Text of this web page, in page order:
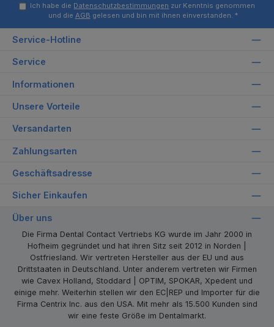
Ich habe die Datenschutzbestimmungen zur Kenntnis genommen
und die AGB gelesen und bin mit ihnen einverstanden. *
Service-Hotline
Service
Informationen
Unsere Vorteile
Versandarten
Zahlungsarten
Geschäftsadresse
Sicher Einkaufen
Über uns
Die Firma Dental Contact Vertriebs KG wurde im Jahr 2000 in
Hofheim gegründet und hat ihren Sitz seit 2012 in Norden |
Ostfriesland. Wir vertreten Hersteller aus der EU und aus
Drittstaaten in Deutschland. Unter anderem vertreten wir Firmen
wie Cavex Holland, Stoddard | OPTIM, SPOKAR, Xpedent und
einige mehr. Weiterhin stellen wir den EC|REP und Importer für die
Firma Centrix Inc. aus den USA. Mit mehr als 15.500 Kunden sind
wir eine feste Größe im Dentalmarkt.